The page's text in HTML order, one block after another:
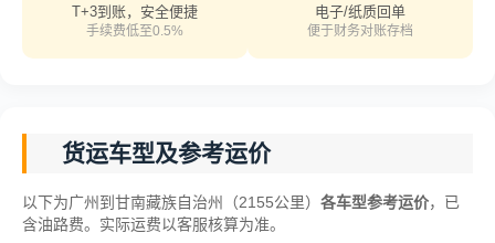
T+3到账，安全便捷
手续费低至0.5%
电子/纸质回单
便于财务对账存档
货运车型及参考运价
以下为广州到甘南藏族自治州（2155公里） 各车型参考运价，已
含油路费。实际运费以客服核算为准。